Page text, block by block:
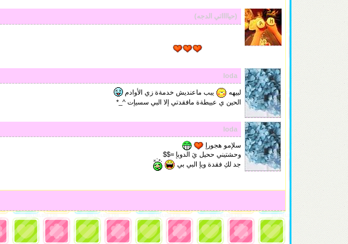
(حيااااتي الدجه)
تكـون مُباركـة
loda
لبيهه
يبب ماعنديش خدمةة زي الأوادم
الحين ي عبيطةة مافقدتي إلا البي سسيإت ^_*
loda
سلإمو هجورإ
وحشتيني ححيل يَ الدوبإ =$$
جد لكِ فقدة ويإ البي بي